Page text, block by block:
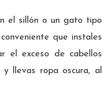
el sillón o un gato tipo
que instales
el exceso de cabellos
llevas ropa oscura, al